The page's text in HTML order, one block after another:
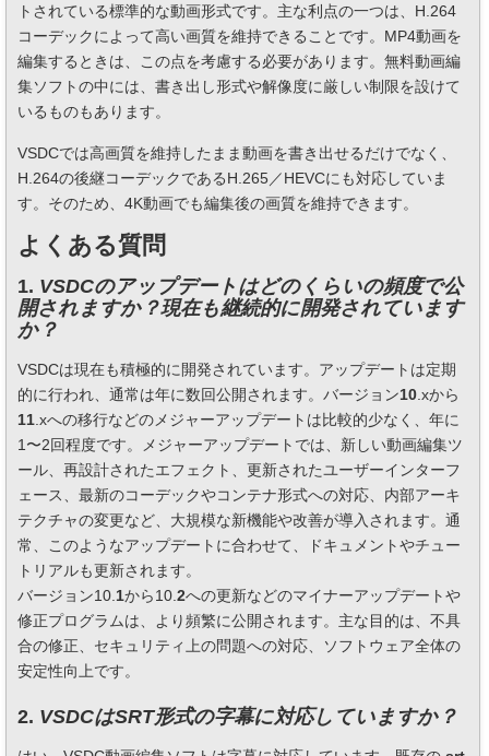
トされている標準的な動画形式です。主な利点の一つは、H.264
コーデックによって高い画質を維持できることです。MP4動画を
編集するときは、この点を考慮する必要があります。無料動画編
集ソフトの中には、書き出し形式や解像度に厳しい制限を設けて
いるものもあります。
VSDCでは高画質を維持したまま動画を書き出せるだけでなく、
H.264の後継コーデックであるH.265／HEVCにも対応していま
す。そのため、4K動画でも編集後の画質を維持できます。
よくある質問
1. VSDCのアップデートはどのくらいの頻度で公
開されますか？現在も継続的に開発されています
か？
VSDCは現在も積極的に開発されています。アップデートは定期
的に行われ、通常は年に数回公開されます。バージョン10 .xから
11 .xへの移行などのメジャーアップデートは比較的少なく、年に
1〜2回程度です。メジャーアップデートでは、新しい動画編集ツ
ール、再設計されたエフェクト、更新されたユーザーインターフ
ェース、最新のコーデックやコンテナ形式への対応、内部アーキ
テクチャの変更など、大規模な新機能や改善が導入されます。通
常、このようなアップデートに合わせて、ドキュメントやチュー
トリアルも更新されます。
バージョン10. 1から10. 2への更新などのマイナーアップデートや
修正プログラムは、より頻繁に公開されます。主な目的は、不具
合の修正、セキュリティ上の問題への対応、ソフトウェア全体の
安定性向上です。
2. VSDCはSRT形式の字幕に対応していますか？